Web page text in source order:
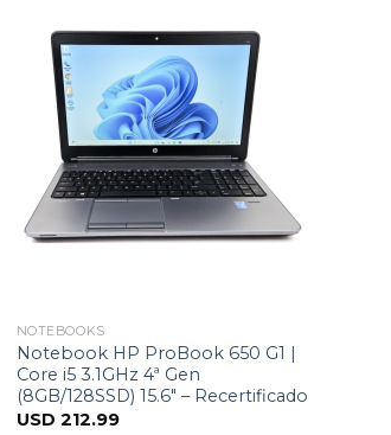
NOTEBOOKS
Notebook HP ProBook 650 G1 |
Core i5 3.1GHz 4ª Gen
(8GB/128SSD) 15.6″ – Recertificado
USD 212.99